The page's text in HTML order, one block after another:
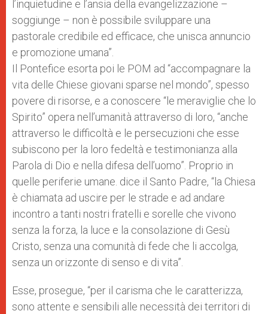
l’inquietudine e l’ansia della evangelizzazione –
soggiunge – non è possibile sviluppare una
pastorale credibile ed efficace, che unisca annuncio
e promozione umana”.
Il Pontefice esorta poi le POM ad “accompagnare la
vita delle Chiese giovani sparse nel mondo”, spesso
povere di risorse, e a conoscere “le meraviglie che lo
Spirito” opera nell’umanità attraverso di loro, “anche
attraverso le difficoltà e le persecuzioni che esse
subiscono per la loro fedeltà e testimonianza alla
Parola di Dio e nella difesa dell’uomo”. Proprio in
quelle periferie umane. dice il Santo Padre, “la Chiesa
è chiamata ad uscire per le strade e ad andare
incontro a tanti nostri fratelli e sorelle che vivono
senza la forza, la luce e la consolazione di Gesù
Cristo, senza una comunità di fede che li accolga,
senza un orizzonte di senso e di vita”.
Esse, prosegue, “per il carisma che le caratterizza,
sono attente e sensibili alle necessità dei territori di